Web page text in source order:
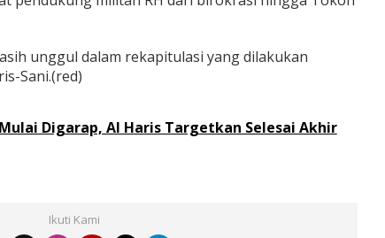
unggul dalam rekapitulasi yang dilakukan
Sani.(red)
Digarap, Al Haris Targetkan Selesai Akhir
Ikuti Kami